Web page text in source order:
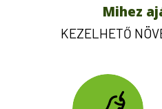
Mihez
KEZELHETŐ